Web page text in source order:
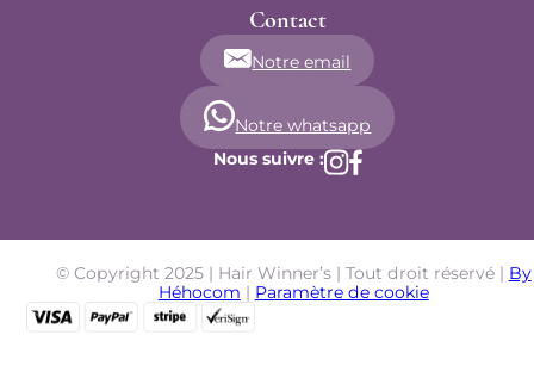
Contact
Notre email
Notre whatsapp
Nous suivre :
© Copyright 2025 | Hair Winner’s | Tout droit réservé | By
Héhocom | Paramètre de cookie